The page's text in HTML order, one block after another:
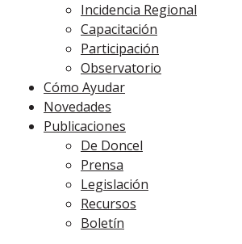
Incidencia Regional
Capacitación
Participación
Observatorio
Cómo Ayudar
Novedades
Publicaciones
De Doncel
Prensa
Legislación
Recursos
Boletín